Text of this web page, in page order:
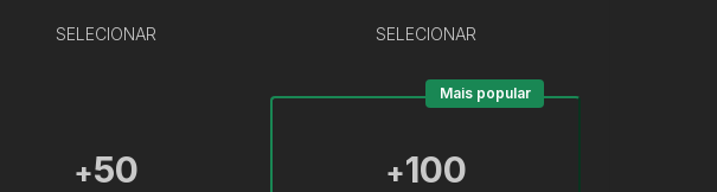
SELECIONAR SELECIONAR
+50 +100
Mais popular